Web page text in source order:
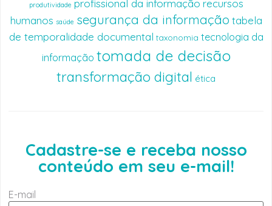
produtividade profissional da informação recursos
humanos saúde segurança da informação tabela
de temporalidade documental taxonomia tecnologia da
informação tomada de decisão
transformação digital ética
Cadastre-se e receba nosso
conteúdo em seu e-mail!
E-mail